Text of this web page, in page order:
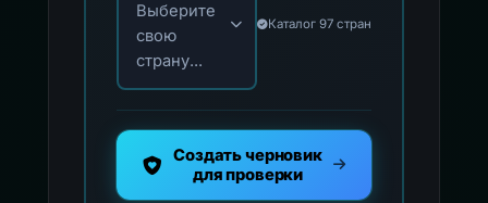
Выберите
свою
страну...
Каталог 97 стран
Создать черновик
для проверки